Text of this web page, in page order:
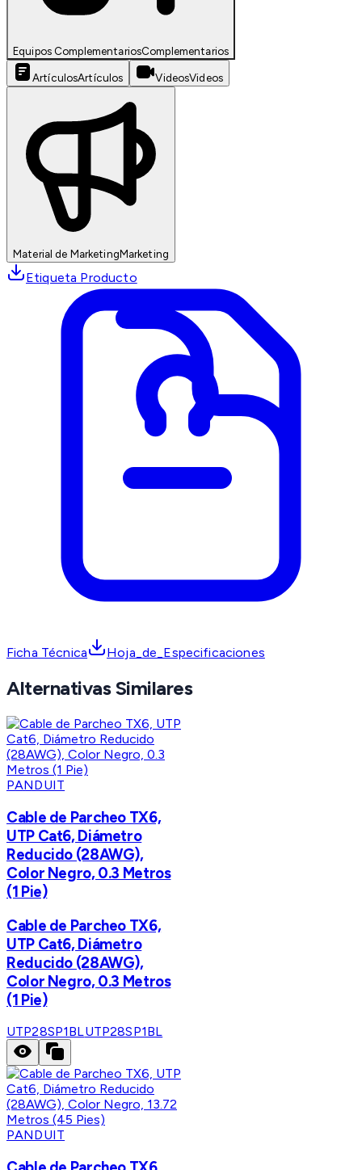
Equipos ComplementariosComplementarios
ArtículosArtículos VideosVideos
Material de MarketingMarketing
Etiqueta Producto
Ficha Técnica Hoja_de_Especificaciones
Alternativas Similares
PANDUIT
Cable de Parcheo TX6,
UTP Cat6, Diámetro
Reducido (28AWG),
Color Negro, 0.3 Metros
(1 Pie)
Cable de Parcheo TX6,
UTP Cat6, Diámetro
Reducido (28AWG),
Color Negro, 0.3 Metros
(1 Pie)
UTP28SP1BLUTP28SP1BL
PANDUIT